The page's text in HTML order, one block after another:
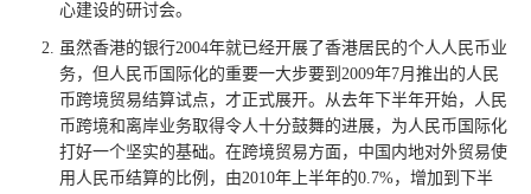
心建设的研讨会。
虽然香港的银行2004年就已经开展了香港居民的个人人民币业
务，但人民币国际化的重要一大步要到2009年7月推出的人民
币跨境贸易结算试点，才正式展开。从去年下半年开始，人民
币跨境和离岸业务取得令人十分鼓舞的进展，为人民币国际化
打好一个坚实的基础。在跨境贸易方面，中国内地对外贸易使
用人民币结算的比例，由2010年上半年的0.7%，增加到下半